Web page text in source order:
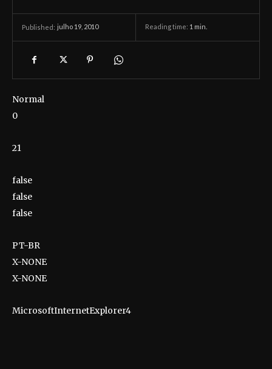
Published: julho 19, 2010 Reading time: 1 min.
Normal
0
21
false
false
false
PT-BR
X-NONE
X-NONE
MicrosoftInternetExplorer4